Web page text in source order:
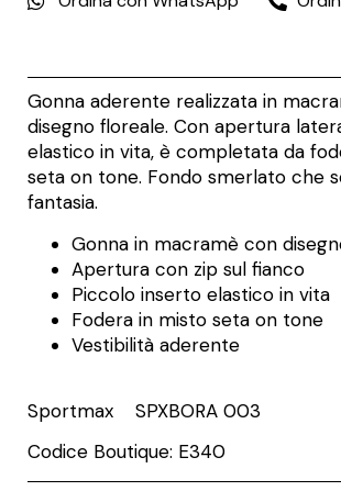
Gonna aderente realizzata in
disegno floreale. Con apertura
elastico in vita, è completata da
seta on tone. Fondo smerlato che
fantasia.
Gonna in macramè con
Apertura con zip sul fianco
Piccolo inserto elastico in vita
Fodera in misto seta on tone
Vestibilità aderente
Sportmax SPXBORA 003
Codice Boutique: E340